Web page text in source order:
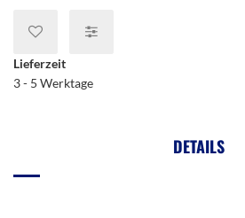
Lieferzeit
3 - 5 Werktage
DETAILS